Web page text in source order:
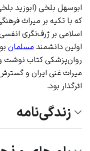
ابوسهل بلخی (ابوزید
که با تکیه بر میراث
اسلامی بر ژرف‌نگری
اولین دانشمند مسلمان
روان‌پزشکی کتاب نوشت
میراث غنی ایران و
اثرگذار بود.
زندگی‌نامه